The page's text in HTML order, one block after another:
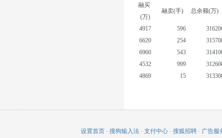
融买
(万)
融卖(手) 总余额(万)
4917 596
6620
254
6960
543
4532
999
4869
15
4665
205
9968
1659
设置首页 - 搜狗输入法 - 支付中心 - 搜狐招聘 - 广告服